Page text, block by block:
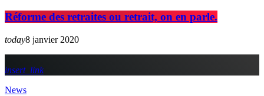
Réforme des retraites ou retrait, on en parle.
today8 janvier 2020
insert_link
News